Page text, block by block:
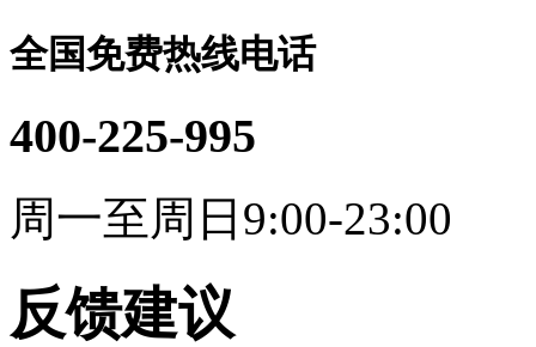
全国免费热线电话
400-225-995
周一至周日9:00-23:00
反馈建议